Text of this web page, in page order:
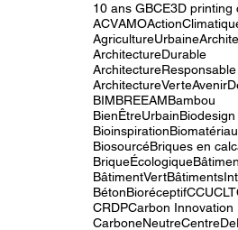
10 ans GBCE3D printing
ACVAMO
AgricultureUrbaine
ArchitectureDurable
ArchitectureResponsable
ArchitectureVerte
BIMBREEAMBambou
BienÊtreUrbainBiodesign
Bioinspiration
BiosourcéBriques en
BriqueÉcologique
BâtimentVert
BétonBioréceptifCCUCLT
CRDPCarbon Innovation
CarboneNeutre